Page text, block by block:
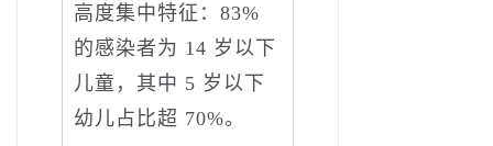
高度集中特征：83%
的感染者为 14 岁以下
儿童，其中 5 岁以下
幼儿占比超 70%。